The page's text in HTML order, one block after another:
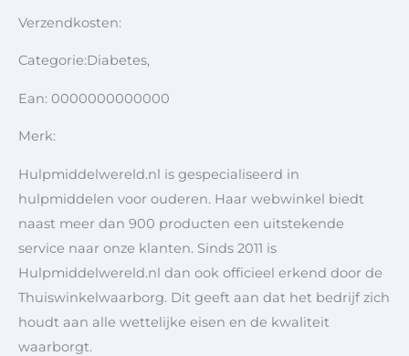
Verzendkosten:
Categorie:Diabetes,
Ean: 0000000000000
Merk:
Hulpmiddelwereld.nl is gespecialiseerd in
hulpmiddelen voor ouderen. Haar webwinkel biedt
naast meer dan 900 producten een uitstekende
service naar onze klanten. Sinds 2011 is
Hulpmiddelwereld.nl dan ook officieel erkend door de
Thuiswinkelwaarborg. Dit geeft aan dat het bedrijf zich
houdt aan alle wettelijke eisen en de kwaliteit
waarborgt.